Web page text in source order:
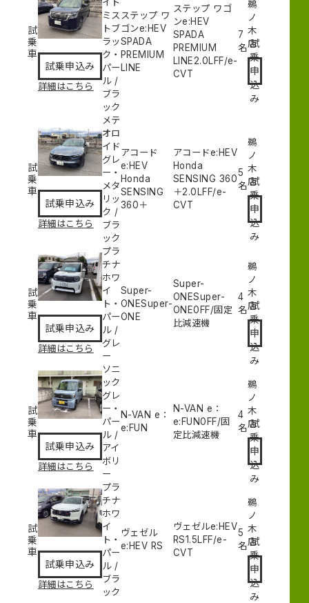
試
乗
車
試乗申込み
詳細はこちら
ミス
トブ
ラッ
ク・
パー
ル/
ブラ
ック
ステップ ワ
ゴンe:HEV
SPADA
PREMIUM
LINE
ステップ ワゴ
ンe:HEV
SPADA
PREMIUM
LINE2.0L FF/e-
CVT
7
名
鵜
ノ
木
店
試
乗
申
込
み
試
乗
車
試乗申込み
詳細はこちら
メテ
オロ
イド
グレ
ー・
メタ
リッ
ク /
ブラ
ック
アコード
e:HEV
Honda
SENSING
360＋
アコードe:HEV
Honda
SENSING 360
＋2.0LFF/e-
CVT
5
名
鵜
ノ
木
店
試
乗
申
込
み
試
乗
車
試乗申込み
詳細はこちら
プラ
チナ
ホワ
イ
ト・
パー
ル/
グレ
ー
Super-
ONESuper-
ONE
Super-
ONESuper-
ONE0 FF/固定
比減速機
4
名
鵜
ノ
木
店
試
乗
申
込
み
試
乗
車
試乗申込み
詳細はこちら
ソニ
ック
グレ
ー・
パー
ル/
アイ
ボリ
ー
N-VAN e：
e:FUN
N-VAN e：
e:FUN0 FF/固
定比減速機
4
名
鵜
ノ
木
店
試
乗
申
込
み
試
乗
車
試乗申込み
詳細はこちら
プラ
チナ
ホワ
イ
ト・
パー
ル/
ブラ
ック
ヴェゼル
e:HEV RS
ヴェゼルe:HEV
RS1.5L FF/e-
CVT
5
名
鵜
ノ
木
店
試
乗
申
込
み